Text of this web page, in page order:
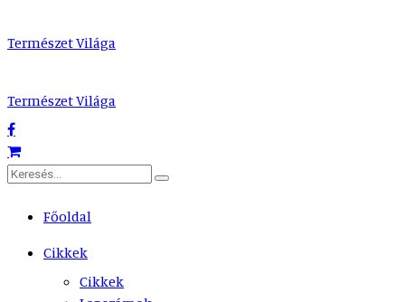
Természet Világa
Természet Világa
Főoldal
Cikkek
Cikkek